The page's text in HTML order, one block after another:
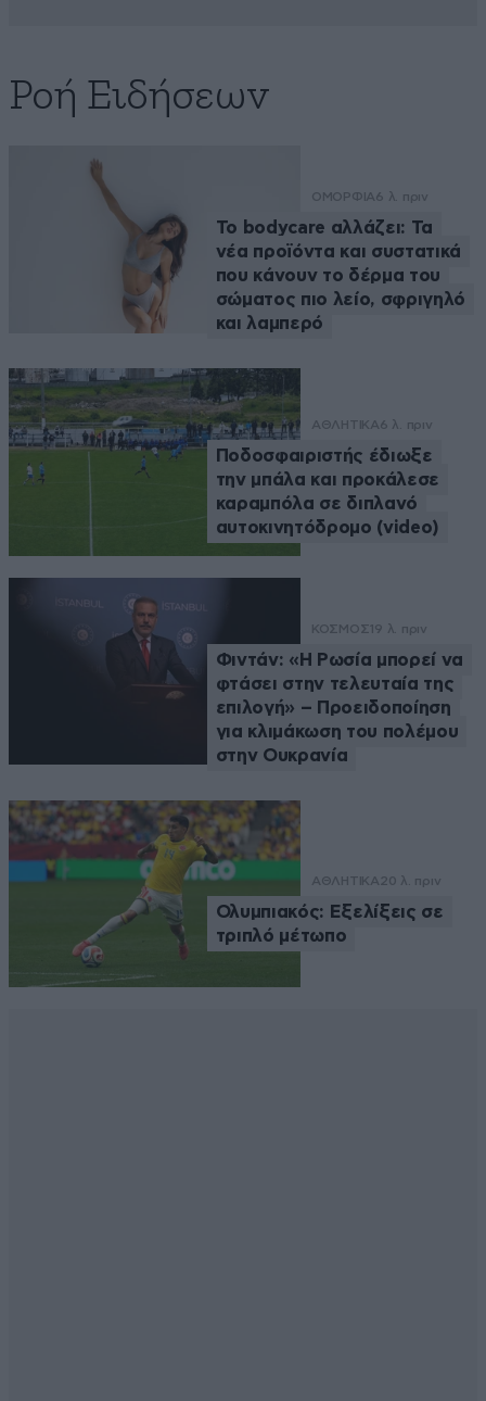
Ροή Ειδήσεων
ΟΜΟΡΦΙΑ6 λ. πριν
Το bodycare αλλάζει: Τα
νέα προϊόντα και συστατικά
που κάνουν το δέρμα του
σώματος πιο λείο, σφριγηλό
και λαμπερό
ΑΘΛΗΤΙΚΑ6 λ. πριν
Ποδοσφαιριστής έδιωξε
την μπάλα και προκάλεσε
καραμπόλα σε διπλανό
αυτοκινητόδρομο (video)
ΚΟΣΜΟΣ 19 λ. πριν
Φιντάν: «Η Ρωσία μπορεί να
φτάσει στην τελευταία της
επιλογή» – Προειδοποίηση
για κλιμάκωση του πολέμου
στην Ουκρανία
ΑΘΛΗΤΙΚΑ 20 λ. πριν
Ολυμπιακός: Εξελίξεις σε
τριπλό μέτωπο